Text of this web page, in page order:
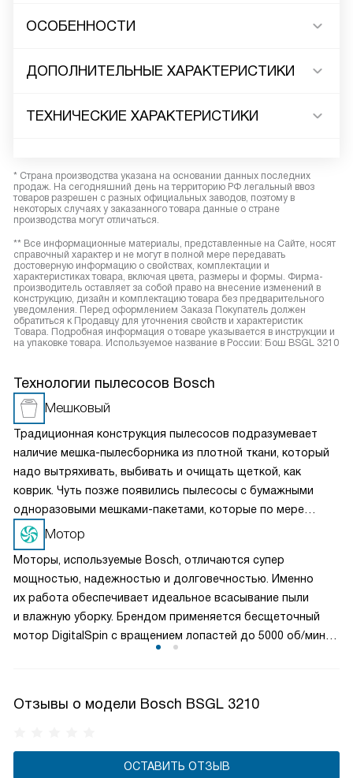
ОСОБЕННОСТИ
ДОПОЛНИТЕЛЬНЫЕ ХАРАКТЕРИСТИКИ
ТЕХНИЧЕСКИЕ ХАРАКТЕРИСТИКИ
* Страна производства указана на основании данных последних
продаж. На сегодняшний день на территорию РФ легальный ввоз
товаров разрешен с разных официальных заводов, поэтому в
некоторых случаях у заказанного товара данные о стране
производства могут отличаться.
** Все информационные материалы, представленные на Сайте, носят
справочный характер и не могут в полной мере передавать
достоверную информацию о свойствах, комплектации и
характеристиках товара, включая цвета, размеры и формы. Фирма-
производитель оставляет за собой право на внесение изменений в
конструкцию, дизайн и комплектацию товара без предварительного
уведомления. Перед оформлением Заказа Покупатель должен
обратиться к Продавцу для уточнения свойств и характеристик
Товара. Подробная информация о товаре указывается в инструкции и
на упаковке товара. Используемое название в России: Бош BSGL 3210
Технологии пылесосов Bosch
Мешковый
Традиционная конструкция пылесосов подразумевает
наличие мешка-пылесборника из плотной ткани, который
надо вытряхивать, выбивать и очищать щеткой, как
коврик. Чуть позже появились пылесосы с бумажными
одноразовыми мешками-пакетами, которые по мере
заполнения не очищаются, а заменяются. Это самая
простая, надежная и недорогая конструкция.
Мотор
Моторы, используемые Bosch, отличаются супер
мощностью, надежностью и долговечностью. Именно
их работа обеспечивает идеальное всасывание пыли
и влажную уборку. Брендом применяется бесщеточный
мотор DigitalSpin с вращением лопастей до 5000 об/мин
Отзывы о модели Bosch BSGL 3210
ОСТАВИТЬ ОТЗЫВ